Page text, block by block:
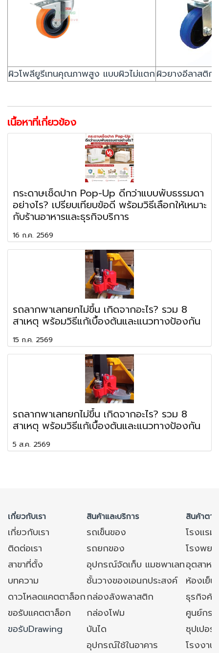
ผิวโพลียูรีเทนคุณภาพสูง แบบผิวไม่แตกผิวยางอีลาสติก
เนื้อหาที่เกี่ยวข้อง
กระดาษเช็ดปาก Pop-Up ดีกว่าแบบพับธรรมดา
อย่างไร? เปรียบเทียบข้อดี พร้อมวิธีเลือกให้เหมาะ
กับร้านอาหารและธุรกิจบริการ
16 ก.ค. 2569
รถลากพาเลทยกไม่ขึ้น เกิดจากอะไร? รวม 8
สาเหตุ พร้อมวิธีแก้เบื้องต้นและแนวทางป้องกัน
15 ก.ค. 2569
รถลากพาเลทยกไม่ขึ้น เกิดจากอะไร? รวม 8
สาเหตุ พร้อมวิธีแก้เบื้องต้นและแนวทางป้องกัน
5 ส.ค. 2569
เกี่ยวกับเรา สินค้าและบริการ สินค้าตา
เกี่ยวกับเรา รถเข็นของ
โรงแร
ติดต่อเรา
รถยกของ
โรงพย
สาขาที่ตั้ง
อุปกรณ์จัดเก็บ แมชพาเลทอุตสาหก
บทความ
ชั้นวางของเอนกประสงค์
ห้องเย็
ดาวโหลดแคตตาล็อกกล่องลังพลาสติก
ธุรกิจค้
ขอรับแคตตาล็อก
กล่องโฟม
ศูนย์กร
ขอรับDrawing
บันได
ซุปเปอ
อุปกรณ์ใช้ในอาคาร
โรงงา